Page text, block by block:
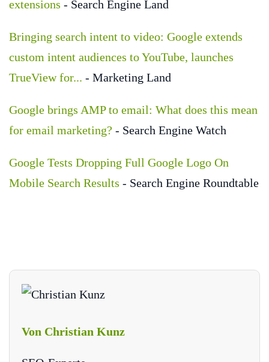
extensions - Search Engine Land
Bringing search intent to video: Google extends
custom intent audiences to YouTube, launches
TrueView for... - Marketing Land
Google brings AMP to email: What does this mean
for email marketing? - Search Engine Watch
Google Tests Dropping Full Google Logo On
Mobile Search Results - Search Engine Roundtable
Von Christian Kunz